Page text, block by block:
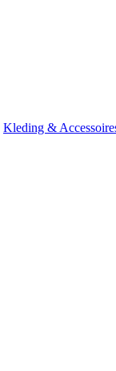
Kleding &